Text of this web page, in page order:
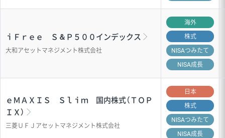
ｉＦｒｅｅ Ｓ＆Ｐ５００インデックス
大和アセットマネジメント株式会社
海外
株式
NISAつみたて
NISA成長
ｅＭＡＸＩＳ Ｓｌｉｍ 国内株式（ＴＯＰ
ＩＸ）
三菱ＵＦＪアセットマネジメント株式会社
日本
株式
NISAつみたて
NISA成長